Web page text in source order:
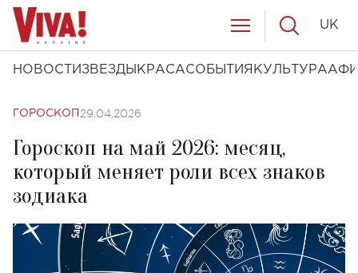
НОВОСТИ ЗВЕЗДЫ КРАСАСОБЫТИЯ КУЛЬТУРА
UK
ГОРОСКОП 29.04.2026
Гороскоп на май 2026: месяц,
который меняет роли всех знаков
зодиака